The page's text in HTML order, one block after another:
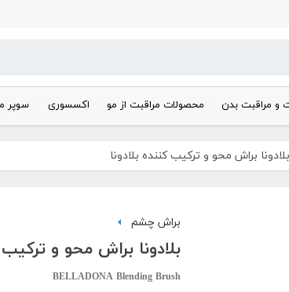
و مراقبت بدن محصولات مراقبت از مو اکسسوری سوپر
بلادونا براش محو و ترکیب کننده بلادونا
براش چشم
بلادونا براش محو و ترکیب
BELLADONA Blending Brush